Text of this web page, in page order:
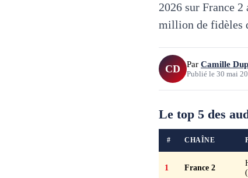
2026 sur France
million de fidèles
CD Par Camille
Publié le 30 mai
Le top 5 des
# CHAÎNE
1 France 2